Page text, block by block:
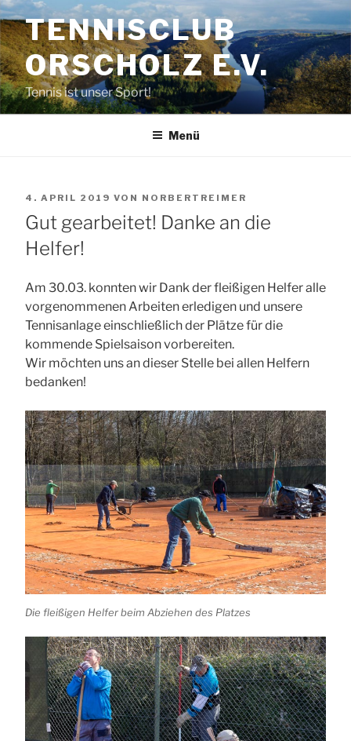
Zum
Inhalt
springenTENNISCLUB
ORSCHOLZ E.V.
Tennis ist unser Sport!
Menü
VERÖFFENTLICHT
AM
4. APRIL 2019 VON NORBERTREIMER
Gut gearbeitet! Danke an die
Helfer!
Am 30.03. konnten wir Dank der fleißigen Helfer alle
vorgenommenen Arbeiten erledigen und unsere
Tennisanlage einschließlich der Plätze für die
kommende Spielsaison vorbereiten.
Wir möchten uns an dieser Stelle bei allen Helfern
bedanken!
Die fleißigen Helfer beim Abziehen des Platzes